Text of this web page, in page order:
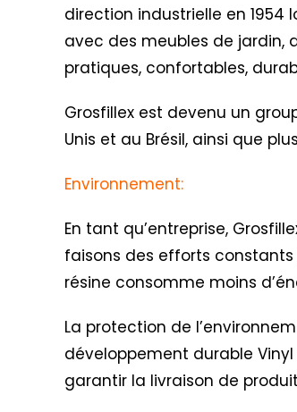
direction industrielle en 1954
avec des meubles de jardin,
pratiques, confortables,
Grosfillex est devenu un
Unis et au Brésil, ainsi que
Environnement:
En tant qu’entreprise,
faisons des efforts constants
résine consomme moins
La protection de
développement durable Vinyl
garantir la livraison de